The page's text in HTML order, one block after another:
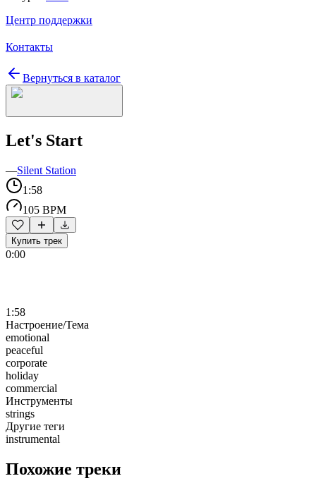
Центр поддержки
Контакты
Вернуться в каталог
Let's Start
—Silent Station
1:58
105 BPM
Купить трек
0:00
1:58
Настроение/Тема
emotional
peaceful
corporate
holiday
commercial
Инструменты
strings
Другие теги
instrumental
Похожие треки